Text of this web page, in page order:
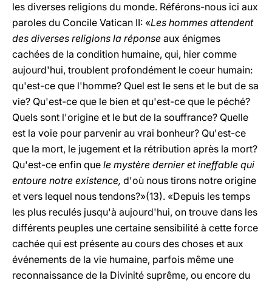
les diverses religions du monde. Référons-nous ici aux
paroles du Concile Vatican II: «Les hommes attendent
des diverses religions la réponse aux énigmes
cachées de la condition humaine, qui, hier comme
aujourd'hui, troublent profondément le coeur humain:
qu'est-ce que l'homme? Quel est le sens et le but de sa
vie? Qu'est-ce que le bien et qu'est-ce que le péché?
Quels sont l'origine et le but de la souffrance? Quelle
est la voie pour parvenir au vrai bonheur? Qu'est-ce
que la mort, le jugement et la rétribution après la mort?
Qu'est-ce enfin que le mystère dernier et ineffable qui
entoure notre existence, d'où nous tirons notre origine
et vers lequel nous tendons?»(13). «Depuis les temps
les plus reculés jusqu'à aujourd'hui, on trouve dans les
différents peuples une certaine sensibilité à cette force
cachée qui est présente au cours des choses et aux
événements de la vie humaine, parfois même une
reconnaissance de la Divinité suprême, ou encore du